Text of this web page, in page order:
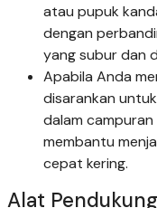
atau pupuk
dengan
yang subur dan
Apabila Anda
disarankan
dalam campuran
membantu
cepat kering.
Alat Pendukung